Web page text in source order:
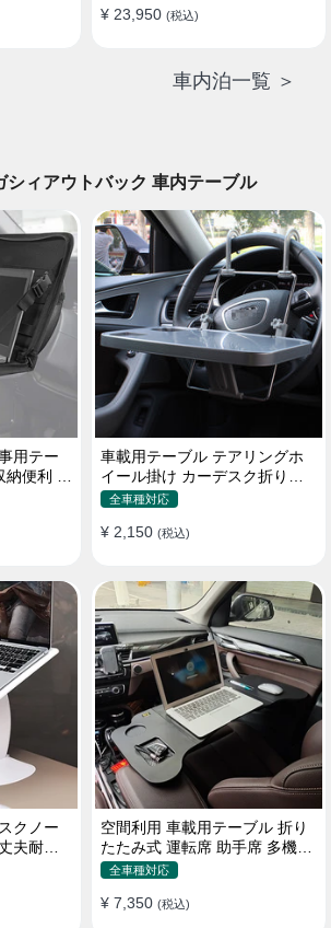
¥ 23,950 (税込)
車内泊一覧 ＞
シィアウトバック 車内テーブル
用テー
便利 多
車載用テーブル テアリングホ
イール掛け カーデスク折りた
たみ式 パソコン 食事 物置
全車種対応
¥ 2,150 (税込)
クノー
夫耐用
能用
空間利用 車載用テーブル 折り
たたみ式 運転席 助手席 多機能
パソコン 食事 書き込み
全車種対応
¥ 7,350 (税込)